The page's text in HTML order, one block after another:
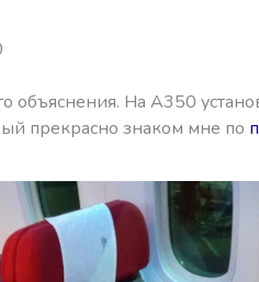
объяснения. На А350
прекрасно знаком мне по